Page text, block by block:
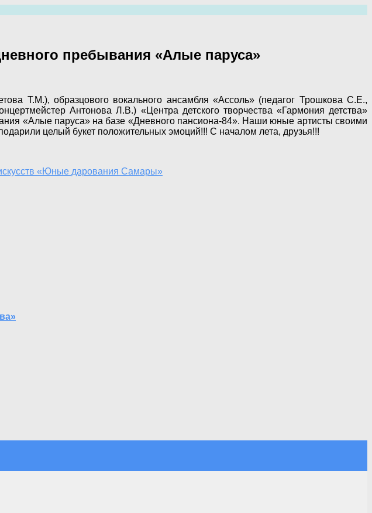
пребывания «Алые паруса»
Т.М.), образцового вокального ансамбля «Ассоль» (педагог Трошкова С.Е.,
Антонова Л.В.) «Центра детского творчества «Гармония детства»
«Алые паруса» на базе «Дневного пансиона-84». Наши юные артисты своими
целый букет положительных эмоций!!! С началом лета, друзья!!!
«Юные дарования Самары»